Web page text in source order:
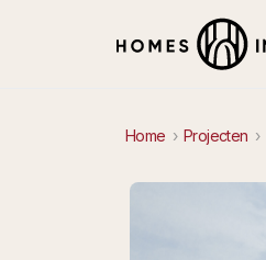
Home Projecten